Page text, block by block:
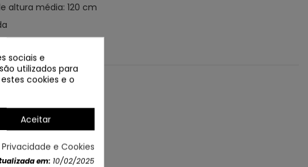
altura média: 120 cm
sociais e
utilizados para
cookies e o
Aceitar
e Cookies
em: 10/02/2025